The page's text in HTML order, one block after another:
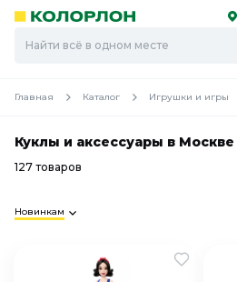
Скоро
Скоро
Главная Каталог Игрушки и игры
Куклы и аксессуары в Москве
127 товаров
Новинкам